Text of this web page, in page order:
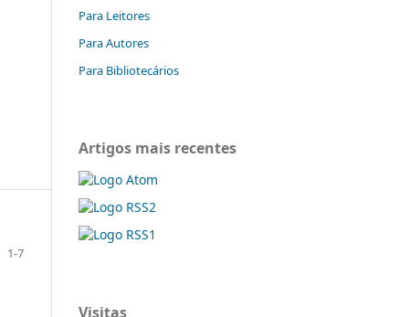
1-7
Para Leitores
Para Autores
Para Bibliotecários
Artigos mais recentes
Visitas